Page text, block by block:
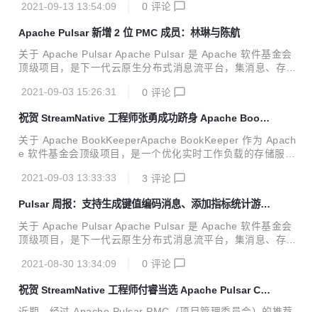
计，支持多租户、持久化存储、多机房跨区域数据复制，具有
于 KoP “KoP“（Kafka on Pulsar）由 StreamNative 和 OVH
cloud 共同开源，主要满足想要从 Kafka 应用程序切换到 Pul
sar 的用户的强烈需求。 KoP 将 Kafka 协议处理插件引入 Pu
2021-09-13 13:54:09 0 评论
Apache Pulsar 新增 2 位 PMC 成员：林琳与陈航
关于 Apache Pulsar Apache Pulsar 是 Apache 软件基金会
顶级项目，是下一代云原生分布式消息流平台，集消息、存
计，支持多租户、持久化存储、多机房跨区域数据复制，具有
新增 2 位中文社区 PMC 成员：林琳与陈航 今年 8 月，经历
了 PMC 们的推荐与投票后， Apache Pulsar 社区两位位贡献
卓越的 Committer 被提名为 PMC 成员。他们分别是前 BIGO
2021-09-03 15:26:31 0 评论
祝贺 StreamNative 工程师张勇成功跻身 Apache Book
Keeper Committer
关于 Apache BookKeeperApache BookKeeper 作为 Apach
e 软件基金会顶级项目，是一个优化实时工作负载的存储服
er 具备多种企业级存储平台功能，如支持持久、一致、容错地
应用于多种业务场景，例如为分布式系统提供高可用性或多副
本；在单个或多个集群间（多个数据中心）提供跨机器复制；
为消息系统（如 Apache Pulsar）提供存储服务；为流工作存
pache BookKeeper PMC 团队提...
2021-09-03 13:33:33 3 评论
Pulsar 周报：支持生成键值编码消息、添加指标统计游标
读写数量
关于 Apache Pulsar Apache Pulsar 是 Apache 软件基金会
顶级项目，是下一代云原生分布式消息流平台，集消息、存
计，支持多租户、持久化存储、多机房跨区域数据复制，具有
GitHub 地址：http://github.com/apache/pulsar/ 导语 各位
小伙伴们，Pulsar 社区周报更新来啦！ 本次 Pulsar 社区周
2021-08-30 13:34:09 0 评论
​祝贺 StreamNative 工程师付睿当选 Apache Pulsar Co
mmitter